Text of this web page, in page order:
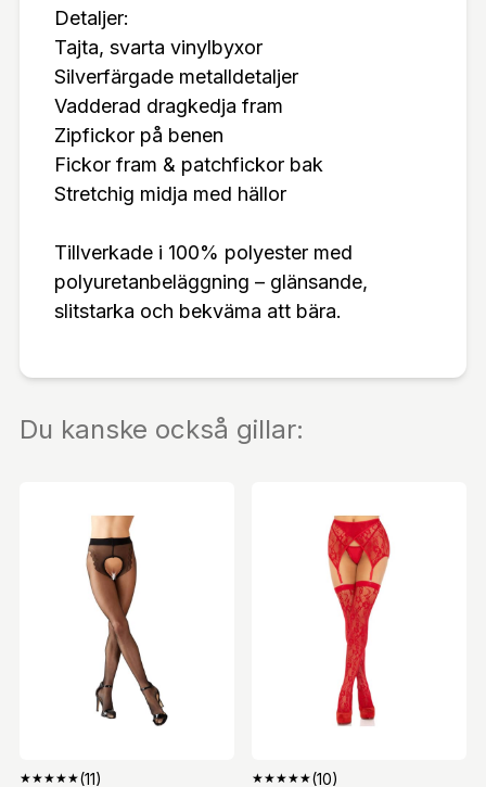
Detaljer:
Tajta, svarta vinylbyxor
Silverfärgade metalldetaljer
Vadderad dragkedja fram
Zipfickor på benen
Fickor fram & patchfickor bak
Stretchig midja med hällor
Tillverkade i 100% polyester med
polyuretanbeläggning – glänsande,
slitstarka och bekväma att bära.
Du kanske också gillar:
★★★★★(11) ★★★★★(10)